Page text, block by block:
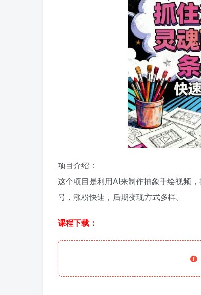
项目介绍：
这个项目是利用AI来制作抽象手绘视频
号，涨粉快速，后期变现方式多样。
课程下载：